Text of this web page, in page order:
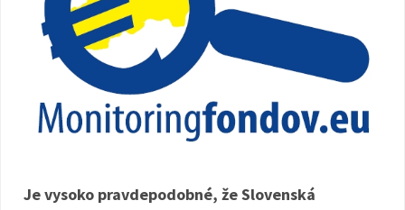
Je vysoko pravdepodobné, že Slovenská